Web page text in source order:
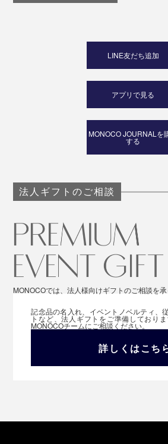
LINE友だち追加
アプリで見る
MONOCO JOURNALを
する
法人ギフトのご相談
MONOCOでは、法人様向けギフトのご相談を承
記念品の名入れ、イベントノベルティ、
トなど、法人ギフトをご準備しており
MONOCOチームにご相談ください。
詳しくはこち